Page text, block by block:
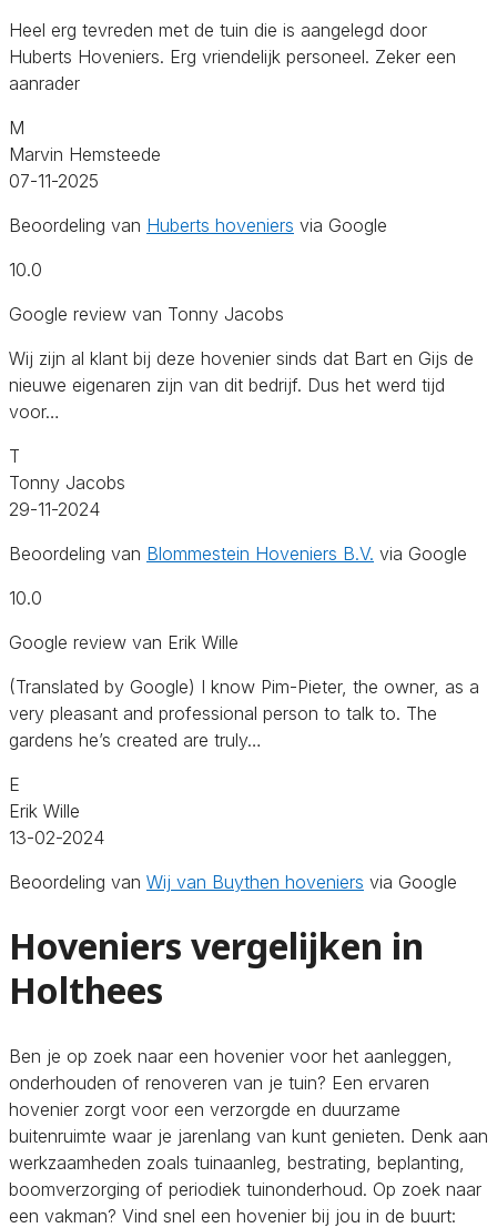
Heel erg tevreden met de tuin die is aangelegd door
Huberts Hoveniers. Erg vriendelijk personeel. Zeker een
aanrader
M
Marvin Hemsteede
07-11-2025
Beoordeling van Huberts hoveniers via Google
10.0
Google review van Tonny Jacobs
Wij zijn al klant bij deze hovenier sinds dat Bart en Gijs de
nieuwe eigenaren zijn van dit bedrijf. Dus het werd tijd
voor…
T
Tonny Jacobs
29-11-2024
Beoordeling van Blommestein Hoveniers B.V. via Google
10.0
Google review van Erik Wille
(Translated by Google) I know Pim-Pieter, the owner, as a
very pleasant and professional person to talk to. The
gardens he’s created are truly…
E
Erik Wille
13-02-2024
Beoordeling van Wij van Buythen hoveniers via Google
Hoveniers vergelijken in
Holthees
Ben je op zoek naar een hovenier voor het aanleggen,
onderhouden of renoveren van je tuin? Een ervaren
hovenier zorgt voor een verzorgde en duurzame
buitenruimte waar je jarenlang van kunt genieten. Denk aan
werkzaamheden zoals tuinaanleg, bestrating, beplanting,
boomverzorging of periodiek tuinonderhoud. Op zoek naar
een vakman? Vind snel een hovenier bij jou in de buurt: